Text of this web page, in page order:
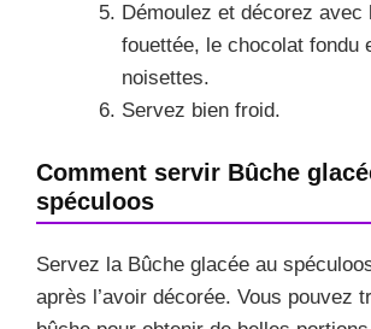
Démoulez et décorez avec
fouettée, le chocolat fondu
noisettes.
Servez bien froid.
Comment servir Bûche
spéculoos
Servez la Bûche glacée au
après l’avoir décorée. Vous pouvez